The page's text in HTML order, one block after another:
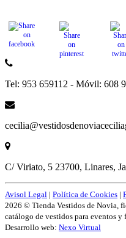
Tel: 953 659112 - Móvil: 608
C/ Viriato, 5 23700, Linares,
Avisol Legal | Política de Cookies |
2026 © Tienda Vestidos de Novia,
catálogo de vestidos para eventos y
Desarrollo web: Nexo Virtual